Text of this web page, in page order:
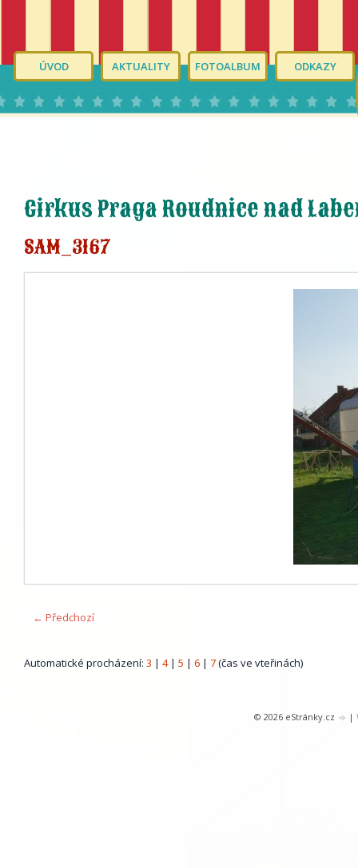
ÚVOD AKTUALITY FOTOALBUM ODKAZY
Cirkus Praga Roudnice nad
SAM_3167
← Předchozí
Automatické procházení: 3 | 4| 5 | 6 | 7(čas ve vteřinách)
© 2026 eStránky.cz |